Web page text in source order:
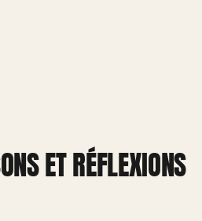
ET RÉFLEXIONS